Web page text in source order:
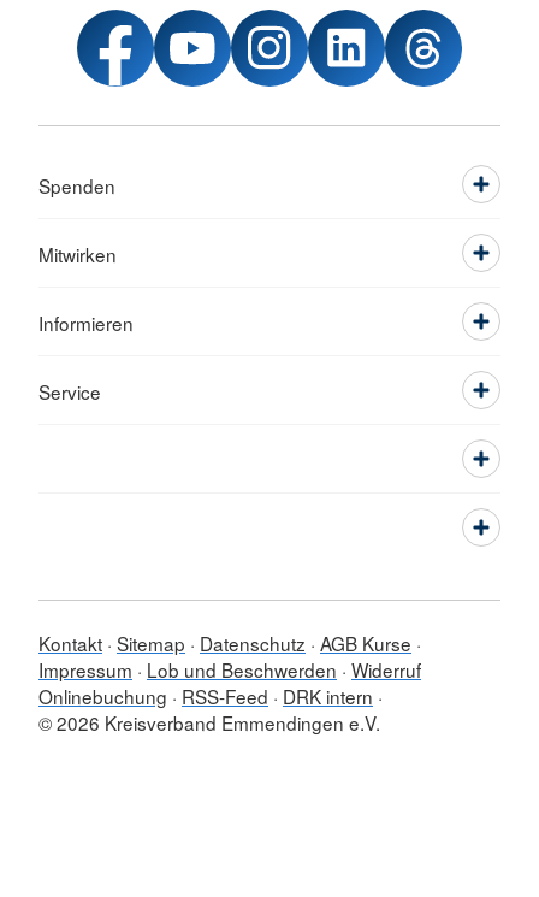
Spenden
Mitwirken
Informieren
Service
Kontakt Sitemap Datenschutz AGB Kurse
Impressum
Lob und Beschwerden Widerruf
Onlinebuchung
RSS-Feed
DRK intern
© 2026 Kreisverband Emmendingen e.V.